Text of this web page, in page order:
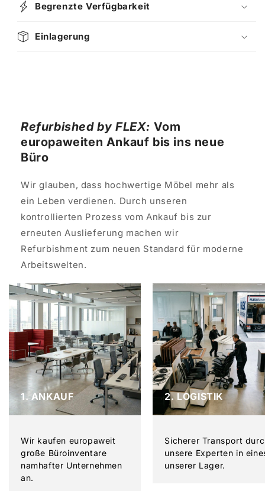
Begrenzte Verfügbarkeit
Einlagerung
Refurbished by FLEX: Vom
europaweiten Ankauf bis ins neue
Büro
Wir glauben, dass hochwertige Möbel mehr als
ein Leben verdienen. Durch unseren
kontrollierten Prozess vom Ankauf bis zur
erneuten Auslieferung machen wir
Refurbishment zum neuen Standard für moderne
Arbeitswelten.
1. ANKAUF
Wir kaufen europaweit
große Büroinventare
namhafter Unternehmen
an.
2. LOGISTIK
Sicherer Transport
unsere Experten in
unserer Lager.